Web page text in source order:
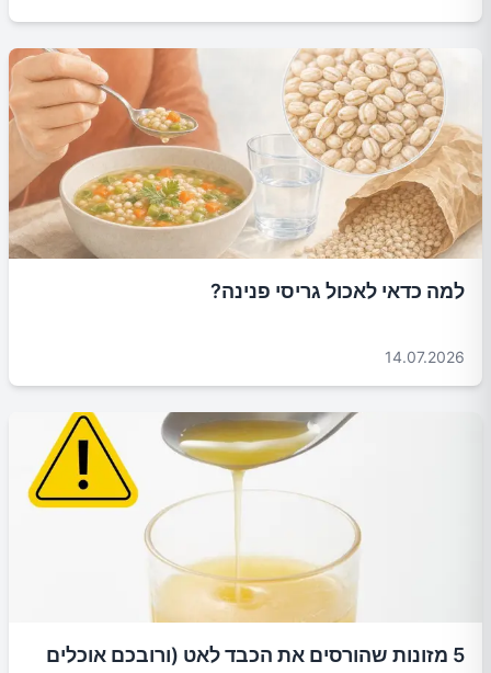
למה כדאי לאכול גריסי פנינה?
14.07.2026
5 מזונות שהורסים את הכבד לאט (ורובכם אוכלים